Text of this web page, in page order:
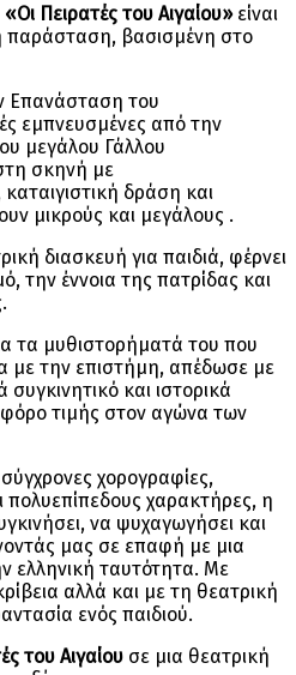
«Οι Πειρατές του Αιγαίου»είναι
παράσταση, βασισμένη στο
Επανάσταση του
εμπνευσμένες από την
μεγάλου Γάλλου
σκηνή με
δράση και
μικρούς και μεγάλους .
διασκευή για παιδιά, φέρνει
την έννοια της πατρίδας και
τα μυθιστορήματά του που
με την επιστήμη, απέδωσε με
και ιστορικά
τιμής στον αγώνα των
χορογραφίες,
πολυεπίπεδους χαρακτήρες, η
να ψυχαγωγήσει και
μας σε επαφή με μια
ελληνική ταυτότητα. Mε
αλλά και με τη θεατρική
ενός παιδιού.
του Αιγαίου σε μια θεατρική